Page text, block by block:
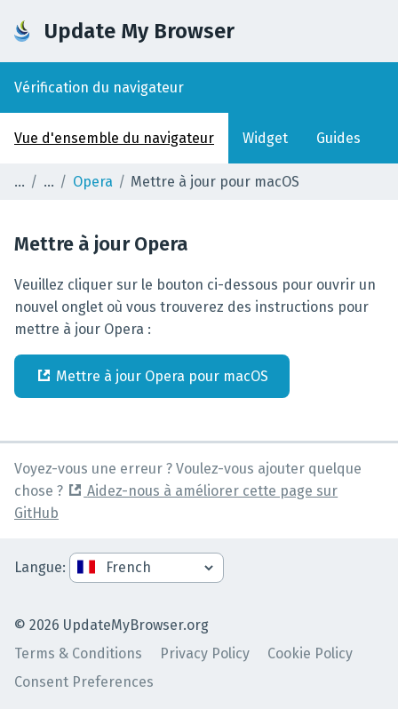
Update My Browser
Vérification du navigateur
Vue d'ensemble du navigateur Widget Guides
Opera Mettre à jour pour macOS
Mettre à jour Opera
Veuillez cliquer sur le bouton ci-dessous pour ouvrir un
nouvel onglet où vous trouverez des instructions pour
mettre à jour Opera :
Mettre à jour Opera pour macOS
Voyez-vous une erreur ? Voulez-vous ajouter quelque
chose ?
Aidez-nous à améliorer cette page sur
GitHub
© 2026 UpdateMyBrowser.org
Terms & Conditions
Privacy Policy
Cookie Policy
Consent Preferences
Langue: